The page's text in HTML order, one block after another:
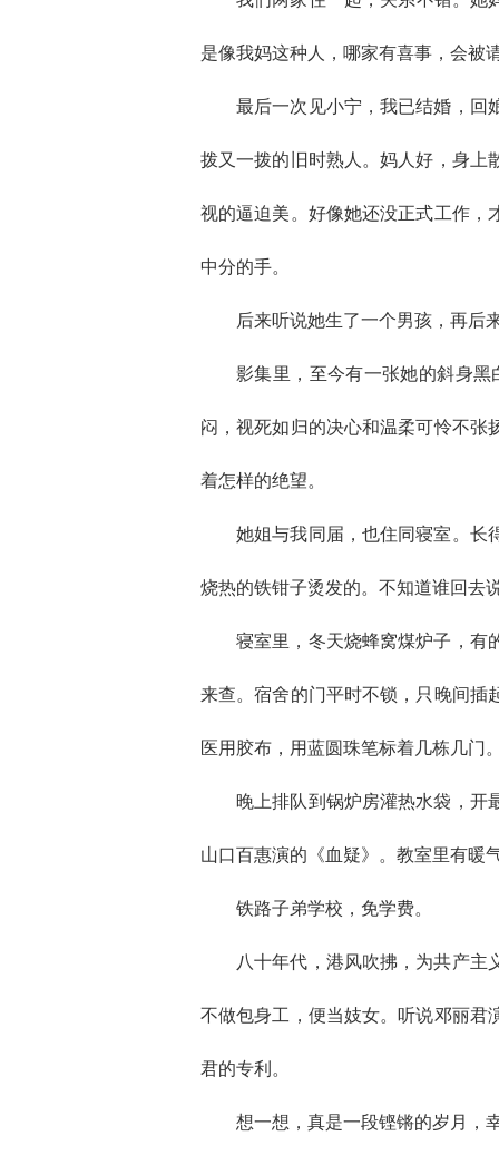
是像我妈这种人，哪家有喜事，会被
最后一次见小宁，我已结婚，回
拨又一拨的旧时熟人。妈人好，身上
视的逼迫美。好像她还没正式工作，
中分的手。
后来听说她生了一个男孩，再后
影集里，至今有一张她的斜身
闷，视死如归的决心和温柔可怜不张
着怎样的绝望。
她姐与我同届，也住同寝室。长
烧热的铁钳子烫发的。不知道谁回去
寝室里，冬天烧蜂窝煤炉子，有
来查。宿舍的门平时不锁，只晚间插
医用胶布，用蓝圆珠笔标着几栋几门
晚上排队到锅炉房灌热水袋，开
山口百惠演的《血疑》。教室里有暖
铁路子弟学校，免学费。
八十年代，港风吹拂，为共产主
不做包身工，便当妓女。听说邓丽君
君的专利。
想一想，真是一段铿锵的岁月，